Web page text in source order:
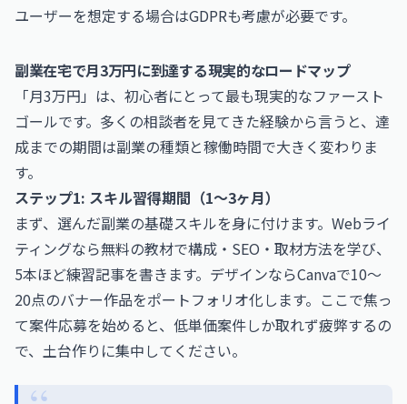
ユーザーを想定する場合はGDPRも考慮が必要です。
副業在宅で月3万円に到達する現実的なロードマップ
「月3万円」は、初心者にとって最も現実的なファースト
ゴールです。多くの相談者を見てきた経験から言うと、達
成までの期間は副業の種類と稼働時間で大きく変わりま
す。
ステップ1: スキル習得期間（1〜3ヶ月）
まず、選んだ副業の基礎スキルを身に付けます。Webライ
ティングなら無料の教材で構成・SEO・取材方法を学び、
5本ほど練習記事を書きます。デザインならCanvaで10〜
20点のバナー作品をポートフォリオ化します。ここで焦っ
て案件応募を始めると、低単価案件しか取れず疲弊するの
で、土台作りに集中してください。